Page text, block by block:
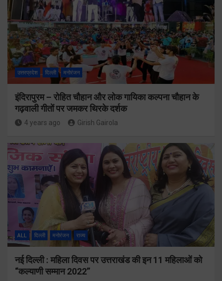
उत्तरप्रदेश दिल्ली मनोरंजन
इंदिरापुरम – रोहित चौहान और लोक गायिका कल्पना चौहान के
गढ़वाली गीतों पर जमकर थिरके दर्शक
4 years ago Girish Gairola
ALL दिल्ली मनोरंजन राज्य
नई दिल्ली : महिला दिवस पर उत्तराखंड की इन 11 महिलाओं को
“कल्याणी सम्मान 2022”